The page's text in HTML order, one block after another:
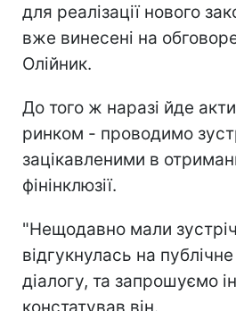
для реалізації нового
вже винесені на
Олійник.
До того ж наразі йде
ринком - проводимо
зацікавленими в
фінінклюзії.
"Нещодавно мали
відгукнулась на
діалогу, та запрошуємо
констатував він.